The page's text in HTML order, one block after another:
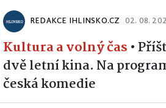
REDAKCE IHLINSKO.CZ 02. 08.
Kultura a volný čas •
dvě letní kina. Na
česká komedie